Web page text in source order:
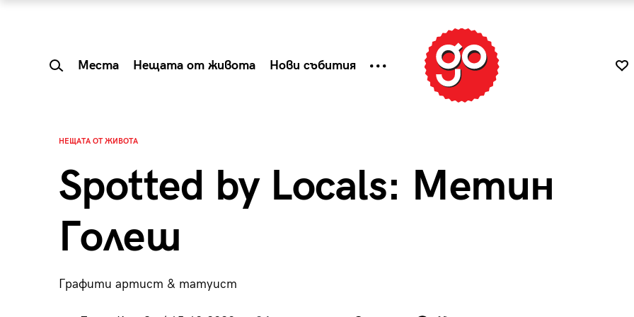
Места Нещата от живота Нови събития
НЕЩАТА ОТ ЖИВОТА
Spotted by Locals: Метин
Голеш
Графити артист & татуистSummer Prelude: как